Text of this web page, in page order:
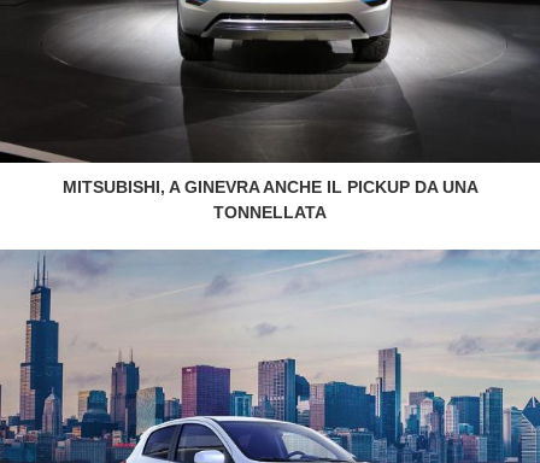
MITSUBISHI, A GINEVRA ANCHE IL PICKUP DA UNA
TONNELLATA